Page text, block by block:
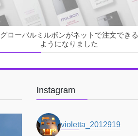
グローバルミルボンがネットで注文できる
ようになりました
Instagram
violetta_2012919